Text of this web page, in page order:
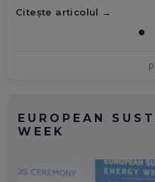
Citește articolul
EUROPEAN
WEEK